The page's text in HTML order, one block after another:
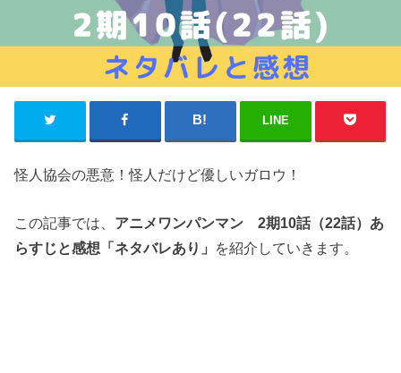
LINE
怪人協会の悪意！怪人だけど優しいガロウ！
この記事では、 アニメワンパンマン 2期10話（22話）あ
らすじと感想「ネタバレあり」 を紹介していきます。